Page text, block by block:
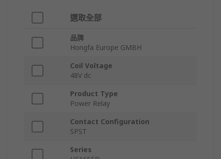
選取全部
品牌
Hongfa Europe GMBH
Coil Voltage
48V dc
Product Type
Power Relay
Contact Configuration
SPST
Series